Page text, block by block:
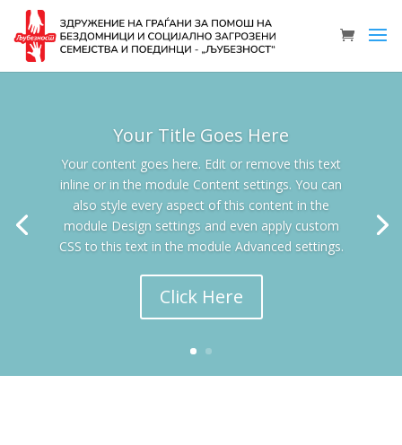
Your Title Goes Here
Your content goes here. Edit or remove this text
inline or in the module Content settings. You can
also style every aspect of this content in the
module Design settings and even apply custom
CSS to this text in the module Advanced settings.
Click Here